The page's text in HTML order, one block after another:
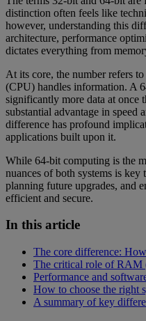
distinction often feels like
however, understanding this
architecture, performance
dictates everything from
At its core, the number refers
(CPU) handles information. A
significantly more data at once
substantial advantage in speed
difference has profound
applications built upon it.
While 64-bit computing is the
nuances of both systems is
planning future upgrades, and
efficient and secure.
In this article
The core difference:
The critical role of RAM
Performance and
How to choose the right
A summary of key